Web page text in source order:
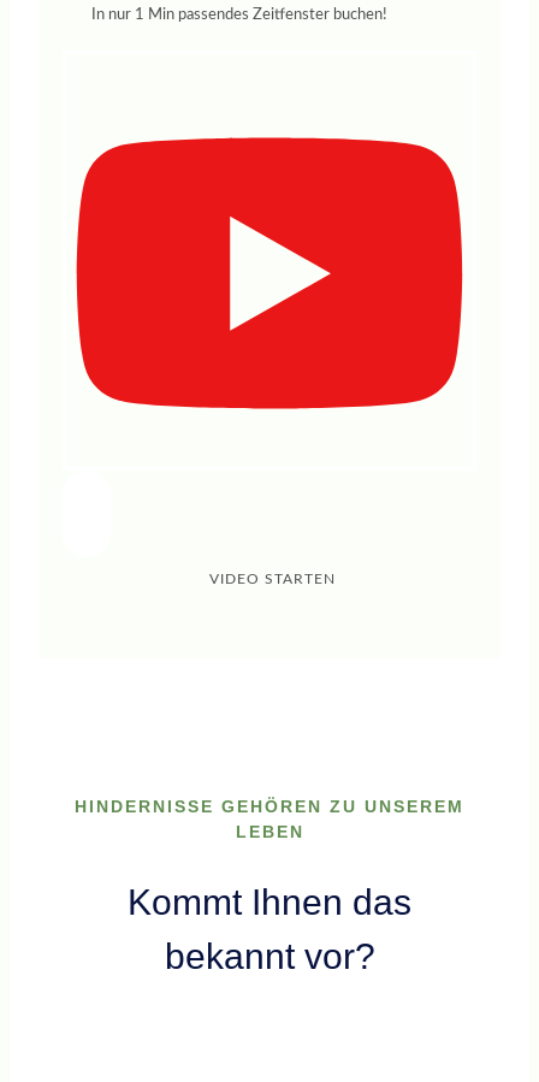
In nur 1 Min passendes Zeitfenster buchen!
VIDEO STARTEN
HINDERNISSE GEHÖREN ZU UNSEREM
LEBEN
Kommt Ihnen das
bekannt vor?